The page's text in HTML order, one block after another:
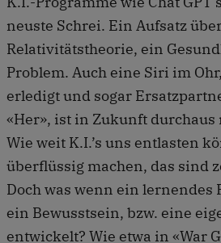
neuste Schrei. Ein Aufsatz
Relativitätstheorie, ein
Problem. Auch eine Siri im
erledigt und sogar
«Her», ist in Zukunft durchaus
Wie weit K.I.’s uns entlasten
überflüssig machen, das sind
Doch was wenn ein lernendes
ein Bewusstsein, bzw. eine
entwickelt? Wie etwa in «War